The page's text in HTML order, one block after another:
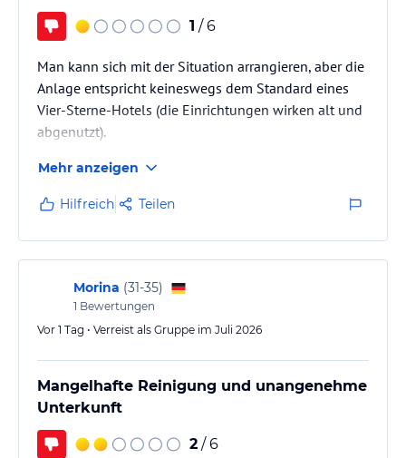
1 / 6
Man kann sich mit der Situation arrangieren, aber die
Anlage entspricht keineswegs dem Standard eines
Vier-Sterne-Hotels (die Einrichtungen wirken alt und
abgenutzt).
simpel und unprofessionell.
Der Strand hingegen ist wunderschön, und das
Personal bemüht sich sehr um unsere Zufriedenheit.
Mehr anzeigen
Hilfreich Teilen
Morina (31-35)
1 Bewertungen
Vor 1 Tag • Verreist als Gruppe im Juli 2026
Mangelhafte Reinigung und unangenehme
Unterkunft
2 / 6